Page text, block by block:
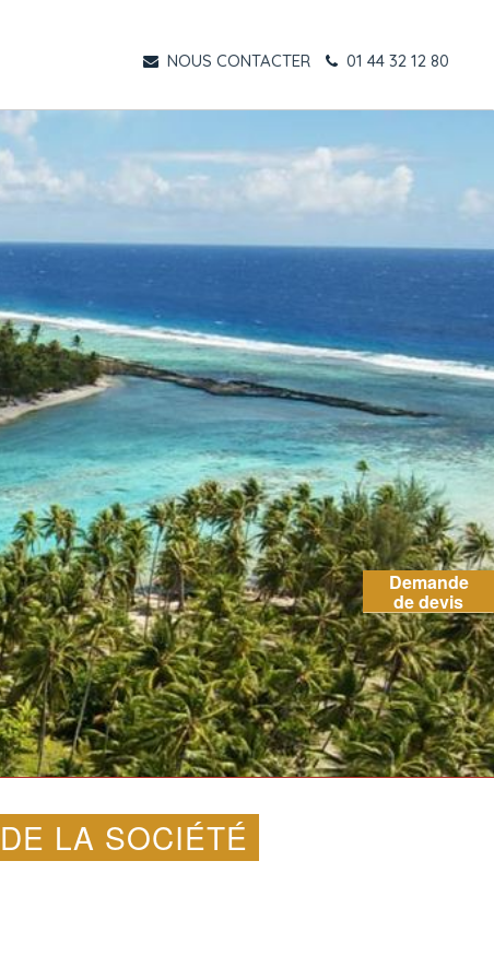
NOUS CONTACTER 01 44 32 12 80
Demande
de devis
LA SOCIÉTÉ